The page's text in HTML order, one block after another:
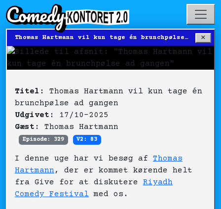
Thomas Hartmann vil kun tage én brunchpølse ad gangen ×
Titel:
Thomas Hartmann vil kun tage én
brunchpølse ad gangen
Udgivet:
17/10-2025
Gæst:
Thomas Hartmann
Episode: 329 V2: 83
I denne uge har vi besøg af Thomas
Hartmann , der er kommet kørende helt
fra Give for at diskutere Riyadh
Comedy Festival med os.